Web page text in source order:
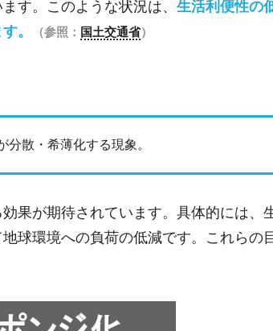
ます。このような状況は、 生活利便性の
。
（参照： 国土交通省）
散・希薄化する現象。
果が期待されています。具体的には、
球環境への負荷の低減です。これらの目